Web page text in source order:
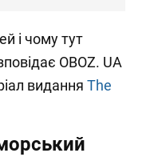
і чому тут
OBOZ. UA
видання The